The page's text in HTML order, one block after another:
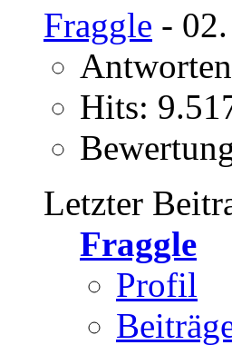
Fraggle -
Hits:
Letzter
Fraggle
Profil